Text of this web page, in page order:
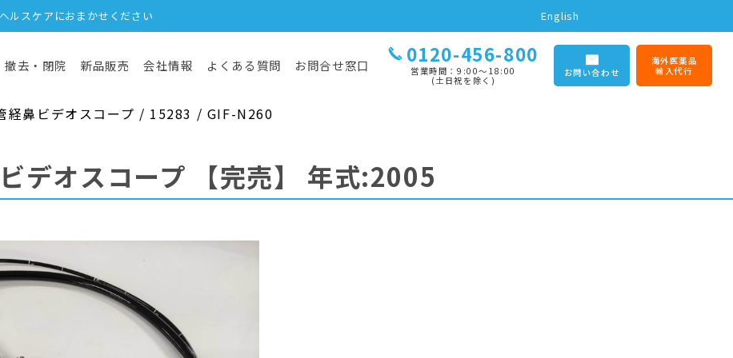
ルスケアにおまかせください English
撤去・閉院 新品販売 会社情報 よくある質問 お問合せ窓口 0120-456-800
営業時間：9:00〜18:00
(土日祝を除く)
お問い合わせ
海外医薬品
輸入代行
経鼻ビデオスコープ / 15283 / GIF-N260
デオスコープ 【完売】 年式:2005